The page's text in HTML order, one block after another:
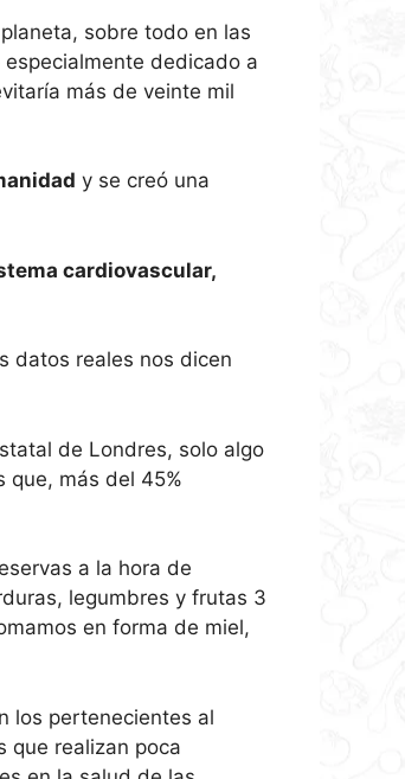
sobre todo en las
dedicado a
más de veinte mil
y se creó una
cardiovascular,
datos reales nos dicen
de Londres, solo algo
que, más del 45%
a la hora de
legumbres y frutas 3
en forma de miel,
los pertenecientes al
que realizan poca